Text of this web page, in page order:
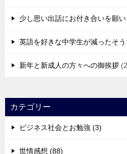
少し思い出話にお付き合いを願
英語を好きな中学生が減ったそ
新年と新成人の方々への御挨拶
カテゴリー
ビジネス社会とお勉強 (3)
世情感想 (88)